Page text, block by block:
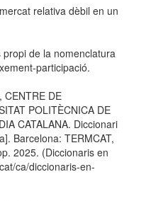
relativa dèbil en un
de la nomenclatura
participació.
CENTRE DE
POLITÈCNICA DE
CATALANA. Diccionari
Barcelona: TERMCAT,
2025. (Diccionaris en
ca/diccionaris-en-